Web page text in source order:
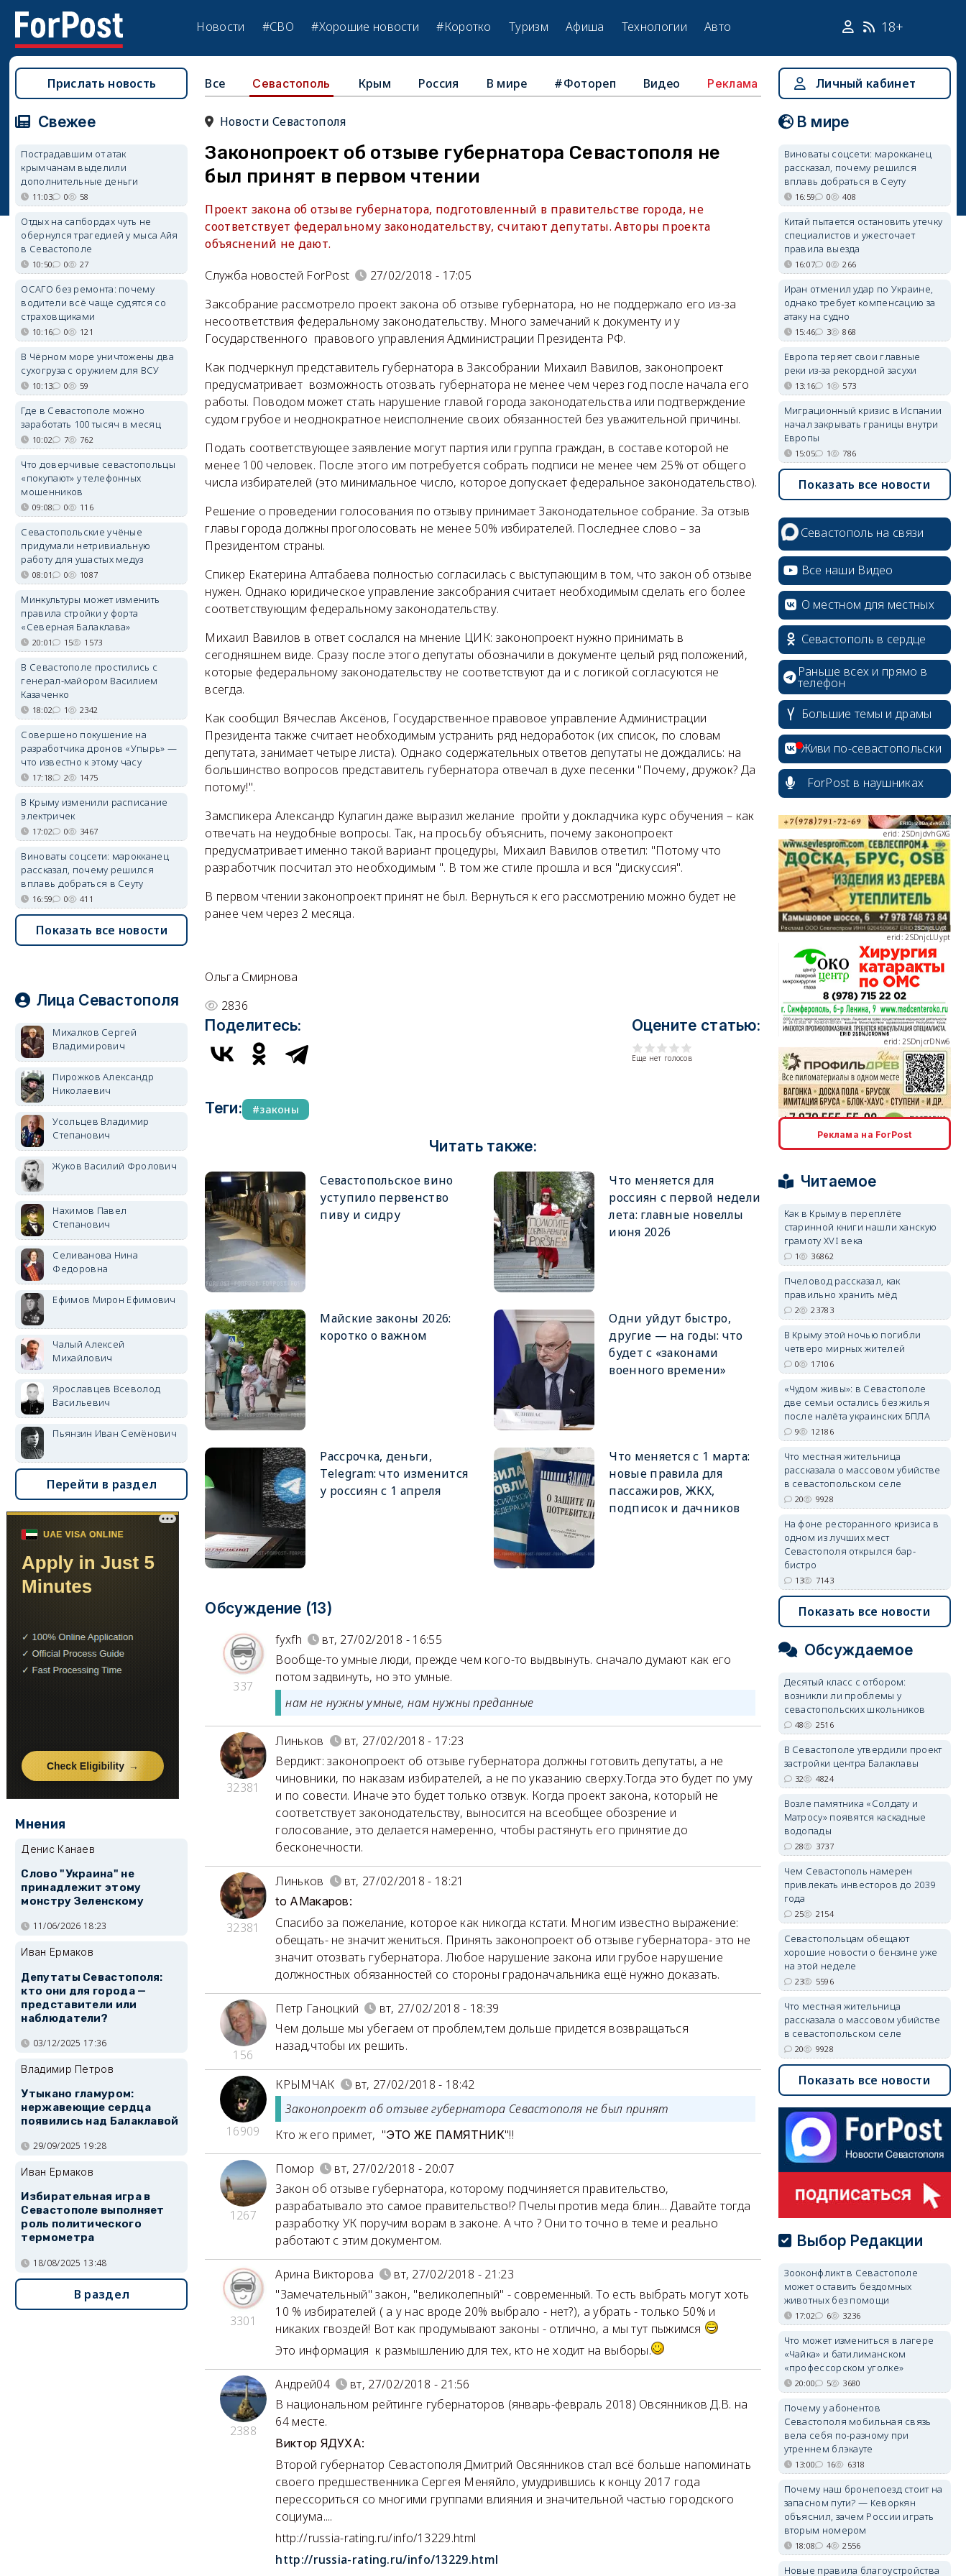
Новости #СВО #Хорошие новости #Коротко Туризм Афиша Технологии Авто 18+
Все Севастополь Крым Россия В мире #Фотореп Видео Реклама
Новости Севастополя
Законопроект об отзыве губернатора Севастополя не
был принят в первом чтении
Проект закона об отзыве губернатора, подготовленный в правительстве города, не
соответствует федеральному законодательству, считают депутаты. Авторы проекта
объяснений не дают.
Служба новостей ForPost
27/02/2018 - 17:05
Заксобрание рассмотрело проект закона об отзыве губернатора, но не поддержало его из-за
несоответствия федеральному законодательству. Много замечаний к документу и у
Государственного правового управления Администрации Президента РФ.
Как подчеркнул представитель губернатора в Заксобрании Михаил Вавилов, законопроект
предусматривает возможность отозвать губернатора не менее чем через год после начала его
работы. Поводом может стать нарушение главой города законодательства или подтверждение
судом грубое и неоднократное неисполнение своих обязанностей без уважительной причины.
Подать соответствующее заявление могут партия или группа граждан, в составе которой не
менее 100 человек. После этого им потребуется собрать подписи не менее чем 25% от общего
числа избирателей (это минимальное число, которое допускает федеральное законодательство).
Решение о проведении голосования по отзыву принимает Законодательное собрание. За отзыв
главы города должны проголосовать не менее 50% избирателей. Последнее слово – за
Президентом страны.
Спикер Екатерина Алтабаева полностью согласилась с выступающим в том, что закон об отзыве
нужен. Однако юридическое управление заксобрания считает необходимым сделать его более
соответствующим федеральному законодательству.
Михаил Вавилов в ответ сослался на мнение ЦИК: законопроект нужно принимать в
сегодняшнем виде. Сразу после этого депутаты обозначили в документе целый ряд положений,
которые федеральному законодательству не соответствуют да и с логикой согласуются не
всегда.
Как сообщил Вячеслав Аксёнов, Государственное правовое управление Администрации
Президента также считает необходимым устранить ряд недоработок (их список, по словам
депутата, занимает четыре листа). Однако содержательных ответов депутаты не дождались: на
большинство вопросов представитель губернатора отвечал в духе песенки "Почему, дружок? Да
потому!".
Замспикера Александр Кулагин даже выразил желание пройти у докладчика курс обучения – как
отвечать на неудобные вопросы. Так, на просьбу объяснить, почему законопроект
предусматривает именно такой вариант процедуры, Михаил Вавилов ответил: "Потому что
разработчик посчитал это необходимым ". В том же стиле прошла и вся "дискуссия".
В первом чтении законопроект принят не был. Вернуться к его рассмотрению можно будет не
ранее чем через 2 месяца.
Ольга Смирнова
2836
Поделитесь: Оцените статью:
Еще нет голосов
Теги: законы
Читать также:
Севастопольское вино
уступило первенство
пиву и сидру
Что меняется для
россиян с первой недели
лета: главные новеллы
июня 2026
Майские законы 2026:
коротко о важном
Одни уйдут быстро,
другие — на годы: что
будет с «законами
военного времени»
Рассрочка, деньги,
Telegram: что изменится
у россиян с 1 апреля
Что меняется с 1 марта:
новые правила для
пассажиров, ЖКХ,
подписок и дачников
Обсуждение (13)
337
fyxfh
вт, 27/02/2018 - 16:55
Вообще-то умные люди, прежде чем кого-то выдвынуть. сначало думают как его
потом задвинуть, но это умные.
нам не нужны умные, нам нужны преданные
32381
Линьков
вт, 27/02/2018 - 17:23
Вердикт: законопроект об отзыве губернатора должны готовить депутаты, а не
чиновники, по наказам избирателей, а не по указанию сверху.Тогда это будет по уму
и по совести. Иначе это будет только отзвук. Когда проект закона, который не
соответствует законодательству, выносится на всеобщее обозрение и
голосование, это делается намеренно, чтобы растянуть его принятие до
бесконечности.
32381
Линьков вт, 27/02/2018 - 18:21
to АМакаров:
Спасибо за пожелание, которое как никогда кстати. Многим известно выражение:
обещать- не значит жениться. Принять законопроект об отзыве губернатора- это не
значит отозвать губернатора. Любое нарушение закона или грубое нарушение
должностных обязанностей со стороны градоначальника ещё нужно доказать.
156
Петр Ганоцкий
вт, 27/02/2018 - 18:39
Чем дольше мы убегаем от проблем,тем дольше придется возвращаться
назад,чтобы их решить.
16909
КРЫМЧАК
вт, 27/02/2018 - 18:42
Законопроект об отзыве губернатора Севастополя не был принят
Кто ж его примет, "ЭТО ЖЕ ПАМЯТНИК"!!
1267
Помор
вт, 27/02/2018 - 20:07
Закон об отзыве губернатора, которому подчиняется правительство,
разрабатывало это самое правительство!? Пчелы против меда блин... Давайте тогда
разработку УК поручим ворам в законе. А что ? Они то точно в теме и реально
работают с этим документом.
3301
Арина Викторова
вт, 27/02/2018 - 21:23
"Замечательный" закон, "великолепный" - современный. То есть выбрать могут хоть
10 % избирателей ( а у нас вроде 20% выбрало - нет?), а убрать - только 50% и
никаких гвоздей! Вот как продумывают законы - отлично, а мы тут пыжимся
Это информация к размышлению для тех, кто не ходит на выборы.
2388
Андрей04
вт, 27/02/2018 - 21:56
В национальном рейтинге губернаторов (январь-февраль 2018) Овсянников Д.В. на
64 месте.
Виктор ЯДУХА:
Второй губернатор Севастополя Дмитрий Овсянников стал всё больше напоминать
своего предшественника Сергея Меняйло, умудрившись к концу 2017 года
перессориться со многими группами влияния и значительной частью городского
социума....
http://russia-rating.ru/info/13229.html
http://russia-rating.ru/info/13229.html
Прислать новость
Свежее
Пострадавшим от атак
крымчанам выделили
дополнительные деньги
11:03 0 58
Отдых на сапбордах чуть не
обернулся трагедией у мыса Айя
в Севастополе
10:50 0 27
ОСАГО без ремонта: почему
водители всё чаще судятся со
страховщиками
10:16 0 121
В Чёрном море уничтожены два
сухогруза с оружием для ВСУ
10:13 0 59
Где в Севастополе можно
заработать 100 тысяч в месяц
10:02 7 762
Что доверчивые севастопольцы
«покупают» у телефонных
мошенников
09:08 0 116
Севастопольские учёные
придумали нетривиальную
работу для ушастых медуз
08:01 0 1087
Минкультуры может изменить
правила стройки у форта
«Северная Балаклава»
20:01 15 1573
В Севастополе простились с
генерал-майором Василием
Казаченко
18:02 1 2342
Совершено покушение на
разработчика дронов «Упырь» —
что известно к этому часу
17:18 2 1475
В Крыму изменили расписание
электричек
17:02 0 3467
Виноваты соцсети: марокканец
рассказал, почему решился
вплавь добраться в Сеуту
16:59 0 411
Показать все новости
Лица Севастополя
Михалков Сергей
Владимирович
Пирожков Александр
Николаевич
Усольцев Владимир
Степанович
Жуков Василий Фролович
Нахимов Павел
Степанович
Селиванова Нина
Федоровна
Ефимов Мирон Ефимович
Чалый Алексей
Михайлович
Ярославцев Всеволод
Васильевич
Пьянзин Иван Семёнович
Перейти в раздел
Мнения
Денис Канаев
Слово "Украина" не
принадлежит этому
монстру Зеленскому
11/06/2026 18:23
Иван Ермаков
Депутаты Севастополя:
кто они для города —
представители или
наблюдатели?
03/12/2025 17:36
Владимир Петров
Утыкано гламуром:
нержавеющие сердца
появились над Балаклавой
29/09/2025 19:28
Иван Ермаков
Избирательная игра в
Севастополе выполняет
роль политического
термометра
18/08/2025 13:48
В раздел
Личный кабинет
В мире
Виноваты соцсети: марокканец
рассказал, почему решился
вплавь добраться в Сеуту
16:59 0 408
Китай пытается остановить утечку
специалистов и ужесточает
правила выезда
16:07 0 266
Иран отменил удар по Украине,
однако требует компенсацию за
атаку на судно
15:46 3 868
Европа теряет свои главные
реки из-за рекордной засухи
13:16 1 573
Миграционный кризис в Испании
начал закрывать границы внутри
Европы
15:05 1 786
Показать все новости
Севастополь на связи
Все наши Видео
О местном для местных
Севастополь в сердце
Раньше всех и прямо в
телефон
Большие темы и драмы
Живи по-севастопольски
ForPost в наушниках
erid: 2SDnjcrDNw6
erid: 2SDnjdPjgYS
erid: 2SDnjdvhGXG
erid: 2SDnjcLUypt
erid: 2SDnjcrDNw6
erid: 2SDnjdvhGXG
Реклама на ForPost
Читаемое
Как в Крыму в переплёте
старинной книги нашли ханскую
грамоту XVI века
1 36862
Пчеловод рассказал, как
правильно хранить мёд
2 23783
В Крыму этой ночью погибли
четверо мирных жителей
0 17106
«Чудом живы»: в Севастополе
две семьи остались без жилья
после налёта украинских БПЛА
9 12186
Что местная жительница
рассказала о массовом убийстве
в севастопольском селе
20 9928
На фоне ресторанного кризиса в
одном из лучших мест
Севастополя открылся бар-
бистро
13 7143
Показать все новости
Обсуждаемое
Десятый класс с отбором:
возникли ли проблемы у
севастопольских школьников
48 2516
В Севастополе утвердили проект
застройки центра Балаклавы
32 4824
Возле памятника «Солдату и
Матросу» появятся каскадные
водопады
28 3737
Чем Севастополь намерен
привлекать инвесторов до 2039
года
25 2154
Севастопольцам обещают
хорошие новости о бензине уже
на этой неделе
23 5596
Что местная жительница
рассказала о массовом убийстве
в севастопольском селе
20 9928
Показать все новости
Выбор Редакции
Зооконфликт в Севастополе
может оставить бездомных
животных без помощи
17:02 6 3236
Что может измениться в лагере
«Чайка» и батилиманском
«профессорском уголке»
20:00 5 3680
Почему у абонентов
Севастополя мобильная связь
вела себя по-разному при
утреннем блэкауте
13:00 16 6318
Почему наш бронепоезд стоит на
запасном пути? — Кеворкян
объяснил, зачем России играть
вторым номером
18:08 4 2556
Новые правила благоустройства